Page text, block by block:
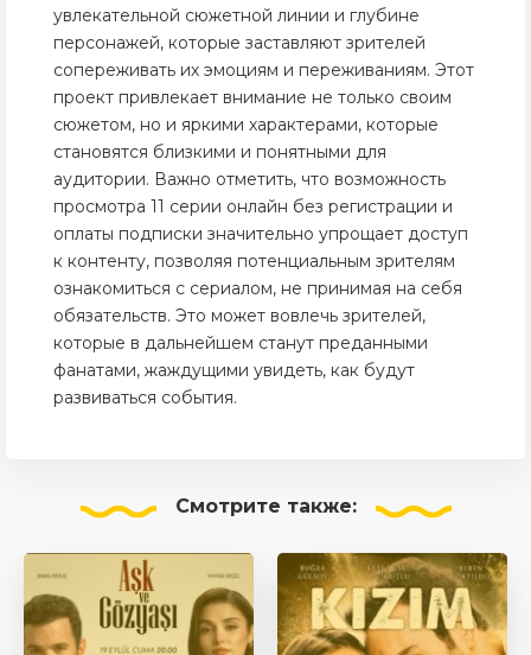
увлекательной сюжетной линии и глубине
персонажей, которые заставляют зрителей
сопереживать их эмоциям и переживаниям. Этот
проект привлекает внимание не только своим
сюжетом, но и яркими характерами, которые
становятся близкими и понятными для
аудитории. Важно отметить, что возможность
просмотра 11 серии онлайн без регистрации и
оплаты подписки значительно упрощает доступ
к контенту, позволяя потенциальным зрителям
ознакомиться с сериалом, не принимая на себя
обязательств. Это может вовлечь зрителей,
которые в дальнейшем станут преданными
фанатами, жаждущими увидеть, как будут
развиваться события.
Смотрите также: